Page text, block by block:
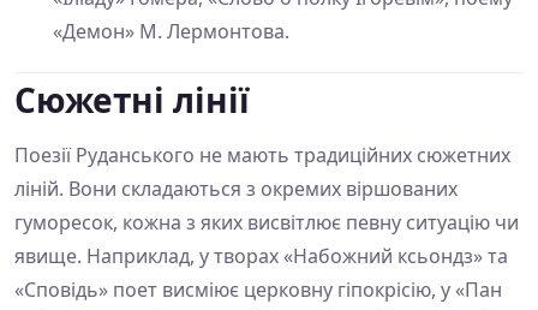
«Демон» М. Лермонтова.
Сюжетні лінії
Поезії Руданського не мають традиційних сюжетних
ліній. Вони складаються з окремих віршованих
гуморесок, кожна з яких висвітлює певну ситуацію чи
явище. Наприклад, у творах «Набожний ксьондз» та
«Сповідь» поет висміює церковну гіпокрісію, у «Пан